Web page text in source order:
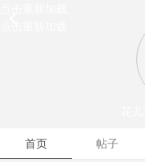
首页 帖子